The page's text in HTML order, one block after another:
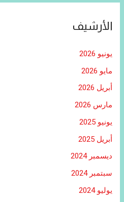
الأرشيف
يونيو 2026
مايو 2026
أبريل 2026
مارس 2026
يونيو 2025
أبريل 2025
ديسمبر 2024
سبتمبر 2024
يوليو 2024